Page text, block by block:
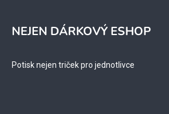
NEJEN DÁRKOVÝ ESHOP
Potisk nejen triček pro jednotlivce